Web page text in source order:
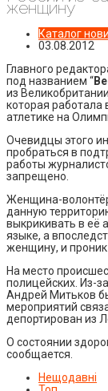
женщину
Каталог
03.08.2012
Главного
под названием “
из
которая работала
атлетике на
Очевидцы этого
пробраться в
работы
запрещено.
Женщина-
данную
выкрикивать в её
языке, а
женщину, и
На место
полицейских. Из-
Андрей Митьков
мероприятий
депортирован из
О состоянии
сообщается.
Нещодавні